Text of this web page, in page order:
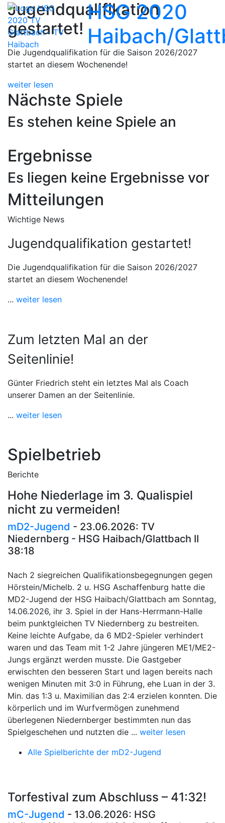
HSG 2020
Haibach/
Jugendqualifikation
gestartet!
Die Jugendqualifikation für die Saison 2026/2027
startet an diesem Wochenende!
weiter lesen
Previous
Nächste Spiele
Es stehen keine Spiele an
Ergebnisse
Es liegen keine Ergebnisse vor
Mitteilungen
Wichtige News
Jugendqualifikation gestartet!
Die Jugendqualifikation für die Saison 2026/2027
startet an diesem Wochenende!
... weiter lesen
Zum letzten Mal an der
Seitenlinie!
Günter Friedrich steht ein letztes Mal als Coach
unserer Damen an der Seitenlinie.
... weiter lesen
Spielbetrieb
Berichte
Hohe Niederlage im 3. Qualispiel
nicht zu vermeiden!
mD2-Jugend - 23.06.2026: TV
Niedernberg - HSG Haibach/Glattbach II
38:18
Nach 2 siegreichen Qualifikationsbegegnungen gegen
Hörstein/Michelb. 2 u. HSG Aschaffenburg hatte die
MD2-Jugend der HSG Haibach/Glattbach am Sonntag,
14.06.2026, ihr 3. Spiel in der Hans-Herrmann-Halle
beim punktgleichen TV Niedernberg zu bestreiten.
Keine leichte Aufgabe, da 6 MD2-Spieler verhindert
waren und das Team mit 1-2 Jahre jüngeren ME1/ME2-
Jungs ergänzt werden musste. Die Gastgeber
erwischten den besseren Start und lagen bereits nach
wenigen Minuten mit 3:0 in Führung, ehe Luan in der 3.
Min. das 1:3 u. Maximilian das 2:4 erzielen konnten. Die
körperlich und im Wurfvermögen zunehmend
überlegenen Niedernberger bestimmten nun das
Spielgeschehen und nutzten die ... weiter lesen
Alle Spielberichte der mD2-Jugend
Torfestival zum Abschluss – 41:32!
mC-Jugend - 13.06.2026: HSG